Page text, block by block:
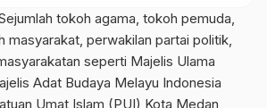
tokoh agama, tokoh pemuda,
masyarakat, perwakilan partai politik,
seperti Majelis Ulama
Adat Budaya Melayu Indonesia
Umat Islam (PUI) Kota Medan